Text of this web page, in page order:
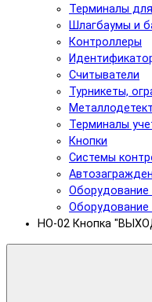
Терминалы
Шлагбаумы и
Контроллеры
Считыватели
Турникеты,
Терминалы
Кнопки
Системы
Оборудование
HO-02 Кнопка